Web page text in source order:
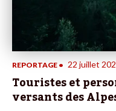
REPORTAGE • 22 juillet
Touristes et
versants des